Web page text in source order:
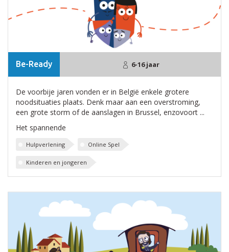
Be-Ready 6-16 jaar
De voorbije jaren vonden er in België enkele grotere
noodsituaties plaats. Denk maar aan een overstroming,
een grote storm of de aanslagen in Brussel, enzovoort ...
Het spannende
Hulpverlening Online Spel
Kinderen en jongeren